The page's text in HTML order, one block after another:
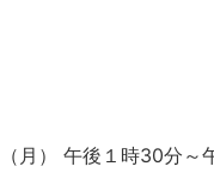
月） 午後１時30分～